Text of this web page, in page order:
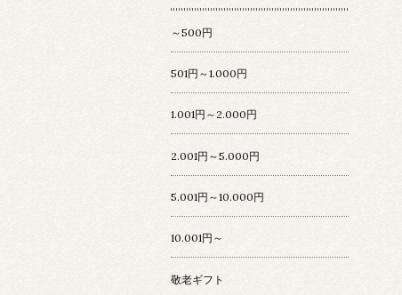
～500円
501円～1.000円
1.001円～2.000円
2.001円～5.000円
5.001円～10.000円
10.001円～
敬老ギフト